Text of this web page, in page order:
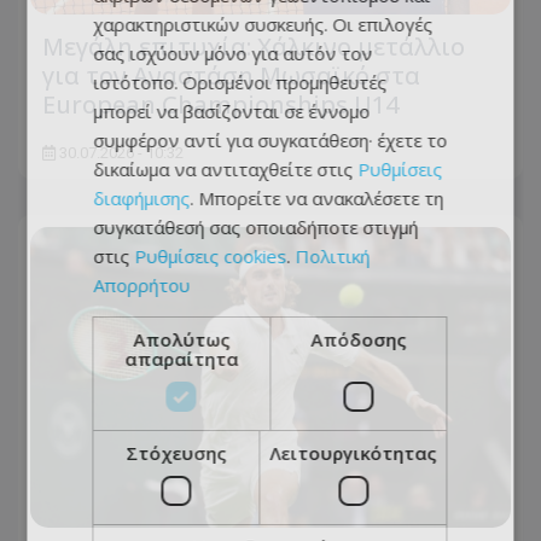
Μεγάλη επιτυχία: Χάλκινο μετάλλιο
για τον Αναστάση Μωσαϊκό στα
European Championships U14
30.07.2026 - 10:32
χαρακτηριστικών συσκευής. Οι επιλογές
σας ισχύουν μόνο για αυτόν τον
ιστότοπο. Ορισμένοι προμηθευτές
μπορεί να βασίζονται σε έννομο
συμφέρον αντί για συγκατάθεση· έχετε το
δικαίωμα να αντιταχθείτε στις Ρυθμίσεις
διαφήμισης. Μπορείτε να ανακαλέσετε τη
συγκατάθεσή σας οποιαδήποτε στιγμή
στις Ρυθμίσεις cookies. Πολιτική
Απορρήτου
Απολύτως
απαραίτητα
Απόδοσης
Στόχευσης Λειτουργικότητας